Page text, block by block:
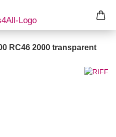
RC46 2000 transparent